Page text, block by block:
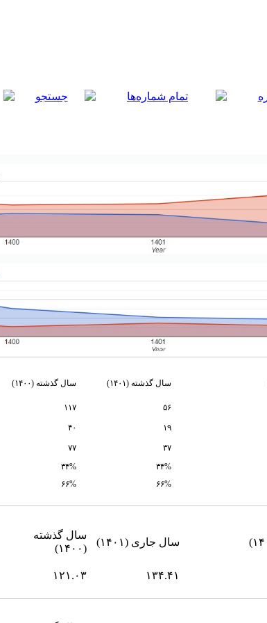
سال گذشته (۱۴۰۱) سال گذشته (۱۴۰۰)
۵۶ ۱۱۷
۱۹ ۴۰
۳۷ ۷۷
۳۴% ۳۴%
۶۶% ۶۶%
سال جاری (۱۴۰۱)
سال گذشته
(۱۴۰۰)
۱۳۴.۴۱ ۱۲۱.۰۳